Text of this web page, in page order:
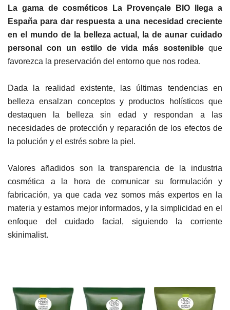
La gama de cosméticos La Provençale BIO llega a
España para dar respuesta a una necesidad creciente
en el mundo de la belleza actual, la de aunar cuidado
personal con un estilo de vida más sostenible que
favorezca la preservación del entorno que nos rodea.
Dada la realidad existente, las últimas tendencias en
belleza ensalzan conceptos y productos holísticos que
destaquen la belleza sin edad y respondan a las
necesidades de protección y reparación de los efectos de
la polución y el estrés sobre la piel.
Valores añadidos son la transparencia de la industria
cosmética a la hora de comunicar su formulación y
fabricación, ya que cada vez somos más expertos en la
materia y estamos mejor informados, y la simplicidad en el
enfoque del cuidado facial, siguiendo la corriente
skinimalist.